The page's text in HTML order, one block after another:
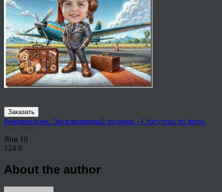
Заказать
Рекомендуем: Эксклюзивный подарок - Статуэтка по фото.
Янв 10
124 0
About the author